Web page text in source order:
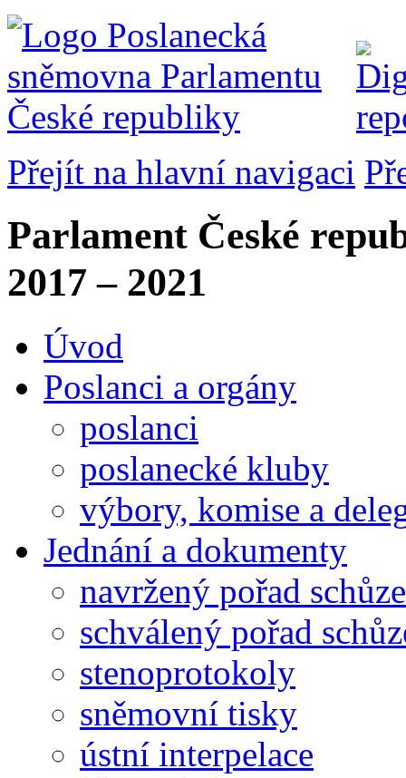
Přejít na hlavní navigaci
Parlament České
2017 – 2021
Úvod
Poslanci a orgány
poslanci
poslanecké kluby
výbory, komise a
Jednání a dokumenty
navržený pořad schůze
schválený pořad
stenoprotokoly
sněmovní tisky
ústní interpelace